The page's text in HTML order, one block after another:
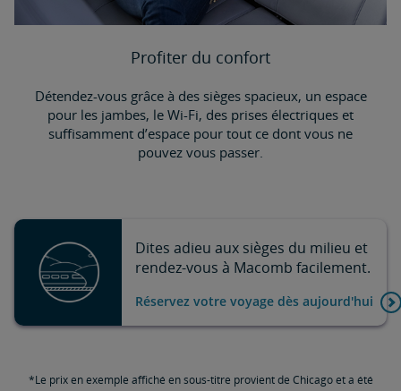
Profiter du confort
Détendez-vous grâce à des sièges spacieux, un espace
pour les jambes, le Wi-Fi, des prises électriques et
suffisamment d’espace pour tout ce dont vous ne
pouvez vous passer.
Dites adieu aux sièges du milieu et
rendez-vous à Macomb facilement.
Réservez votre voyage dès aujourd'hui
*Le prix en exemple affiché en sous-titre provient de Chicago et a été